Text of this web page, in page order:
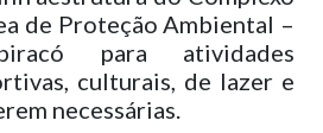
de Proteção Ambiental –
para atividades
culturais, de lazer e
necessárias.